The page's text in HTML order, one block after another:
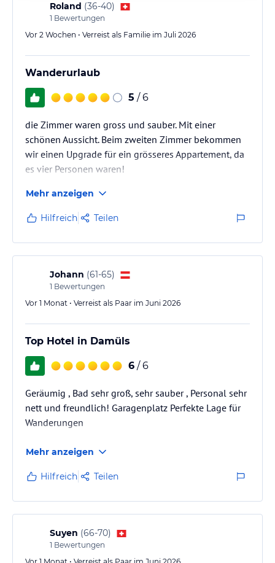
Roland (36-40)
1 Bewertungen
Vor 2 Wochen • Verreist als Familie im Juli 2026
Wanderurlaub
5 / 6
die Zimmer waren gross und sauber. Mit einer
schönen Aussicht. Beim zweiten Zimmer bekommen
wir einen Upgrade für ein grösseres Appartement, da
es vier Personen waren!
Mehr anzeigen
Hilfreich Teilen
Johann (61-65)
1 Bewertungen
Vor 1 Monat • Verreist als Paar im Juni 2026
Top Hotel in Damüls
6 / 6
Geräumig , Bad sehr groß, sehr sauber , Personal sehr
nett und freundlich! Garagenplatz Perfekte Lage für
Wanderungen
Mehr anzeigen
Hilfreich Teilen
Suyen (66-70)
1 Bewertungen